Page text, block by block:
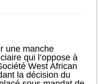
une manche
qui l’oppose à
West African
la décision du